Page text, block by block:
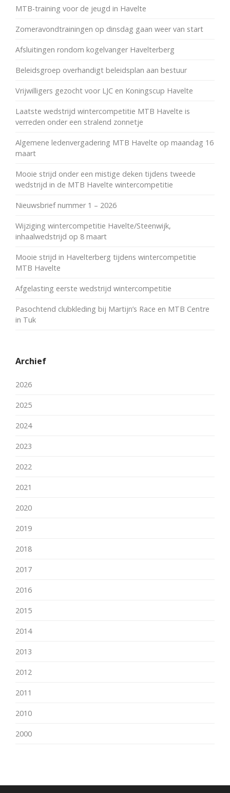
MTB-training voor de jeugd in Havelte
Zomeravondtrainingen op dinsdag gaan weer van start
Afsluitingen rondom kogelvanger Havelterberg
Beleidsgroep overhandigt beleidsplan aan bestuur
Vrijwilligers gezocht voor LJC en Koningscup Havelte
Laatste wedstrijd wintercompetitie MTB Havelte is
verreden onder een stralend zonnetje
Algemene ledenvergadering MTB Havelte op maandag 16
maart
Mooie strijd onder een mistige deken tijdens tweede
wedstrijd in de MTB Havelte wintercompetitie
Nieuwsbrief nummer 1 – 2026
Wijziging wintercompetitie Havelte/Steenwijk,
inhaalwedstrijd op 8 maart
Mooie strijd in Havelterberg tijdens wintercompetitie
MTB Havelte
Afgelasting eerste wedstrijd wintercompetitie
Pasochtend clubkleding bij Martijn’s Race en MTB Centre
in Tuk
Archief
2026
2025
2024
2023
2022
2021
2020
2019
2018
2017
2016
2015
2014
2013
2012
2011
2010
2000